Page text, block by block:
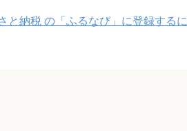
と納税 の「ふるなび」に登録する